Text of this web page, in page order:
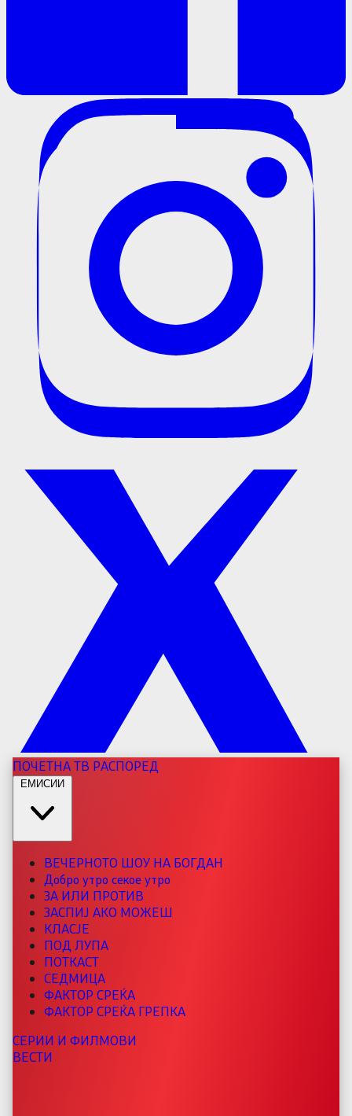
ПОЧЕТНАТВ РАСПОРЕД
ЕМИСИИ
ВЕЧЕРНОТО ШОУ НА БОГДАН
Добро утро секое утро
ЗА ИЛИ ПРОТИВ
ЗАСПИЈ АКО МОЖЕШ
КЛАСЈЕ
ПОД ЛУПА
ПОТКАСТ
СЕДМИЦА
ФАКТОР СРЕЌА
ФАКТОР СРЕЌА ГРЕПКА
СЕРИИ И ФИЛМОВИ
ВЕСТИ